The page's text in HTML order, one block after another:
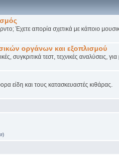
Έχετε απορία σχετικά με κάποιο
οργάνων και εξοπλισμού
συγκριτικά τεστ, τεχνικές αναλύσεις,
είδη και τους κατασκευαστές κιθάρας.